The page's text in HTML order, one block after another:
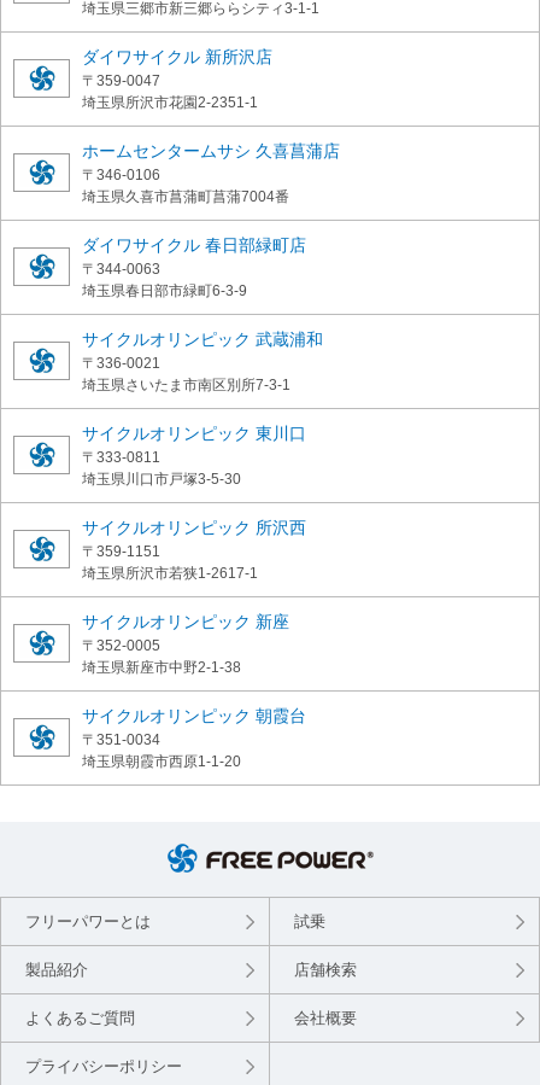
埼玉県三郷市新三郷ららシティ3-1-1
ダイワサイクル 新所沢店
〒359-0047
埼玉県所沢市花園2-2351-1
ホームセンタームサシ 久喜菖蒲店
〒346-0106
埼玉県久喜市菖蒲町菖蒲7004番
ダイワサイクル 春日部緑町店
〒344-0063
埼玉県春日部市緑町6-3-9
サイクルオリンピック 武蔵浦和
〒336-0021
埼玉県さいたま市南区別所7-3-1
サイクルオリンピック 東川口
〒333-0811
埼玉県川口市戸塚3-5-30
サイクルオリンピック 所沢西
〒359-1151
埼玉県所沢市若狭1-2617-1
サイクルオリンピック 新座
〒352-0005
埼玉県新座市中野2-1-38
サイクルオリンピック 朝霞台
〒351-0034
埼玉県朝霞市西原1-1-20
フリーパワーとは 試乗
製品紹介 店舗検索
よくあるご質問 会社概要
プライバシーポリシー